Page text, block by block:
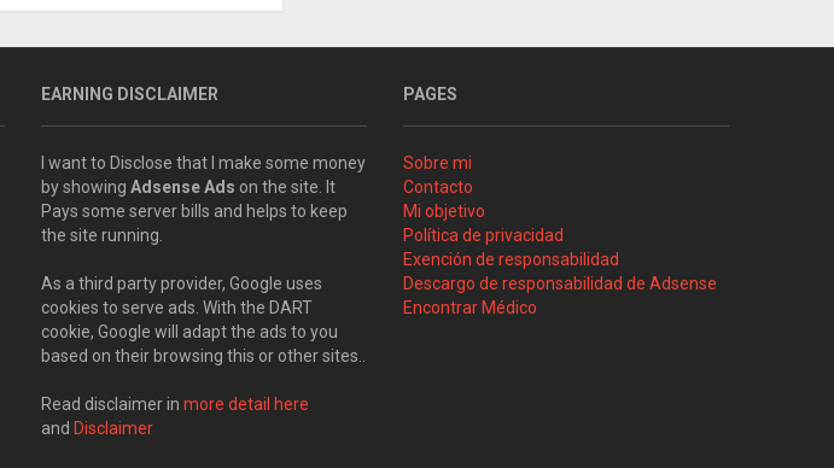
EARNING DISCLAIMER
I want to Disclose that I make some money
by showing Adsense Ads on the site. It
Pays some server bills and helps to keep
the site running.
As a third party provider, Google uses
cookies to serve ads. With the DART
cookie, Google will adapt the ads to you
based on their browsing this or other sites..
Read disclaimer in more detail here
and Disclaimer
PAGES
Sobre mi
Contacto
Mi objetivo
Política de privacidad
Exención de responsabilidad
Descargo de responsabilidad de Adsense
Encontrar Médico